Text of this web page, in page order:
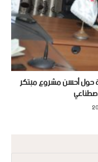
حول أحسن مشروع مبتكر